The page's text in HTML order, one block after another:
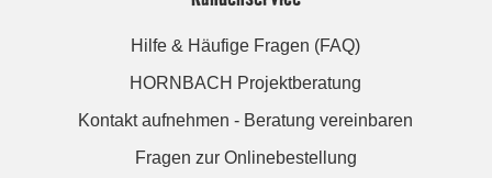
Hilfe & Häufige Fragen (FAQ)
HORNBACH Projektberatung
Kontakt aufnehmen - Beratung vereinbaren
Fragen zur Onlinebestellung